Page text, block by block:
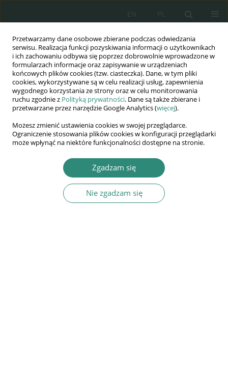
Przetwarzamy dane osobowe zbierane podczas odwiedzania
serwisu. Realizacja funkcji pozyskiwania informacji o użytkownikach
i ich zachowaniu odbywa się poprzez dobrowolnie wprowadzone w
formularzach informacje oraz zapisywanie w urządzeniach
końcowych plików cookies (tzw. ciasteczka). Dane, w tym pliki
cookies, wykorzystywane są w celu realizacji usług, zapewnienia
wygodnego korzystania ze strony oraz w celu monitorowania
ruchu zgodnie z Polityką prywatności. Dane są także zbierane i
przetwarzane przez narzędzie Google Analytics (więcej).
Możesz zmienić ustawienia cookies w swojej przeglądarce.
Ograniczenie stosowania plików cookies w konfiguracji przeglądarki
może wpłynąć na niektóre funkcjonalności dostępne na stronie.
Zgadzam się
Nie zgadzam się
PL
EN
Wydawnictwo
AWSGE
Akademia Nauk Stosowanych
WSGE
im. Alcide De Gasperi
Tomasz Dukiewicz
Informacja determinantem procesu decyzyjnego